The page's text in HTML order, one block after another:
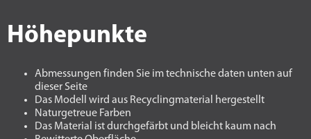
Höhepunkte
Abmessungen finden Sie im technische daten unten auf
dieser Seite
Das Modell wird aus Recyclingmaterial hergestellt
Naturgetreue Farben
Das Material ist durchgefärbt und bleicht kaum nach